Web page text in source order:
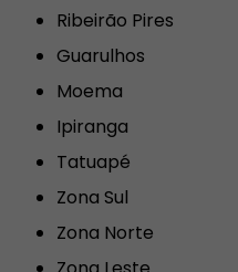
Ribeirão Pires
Guarulhos
Moema
Ipiranga
Tatuapé
Zona Sul
Zona Norte